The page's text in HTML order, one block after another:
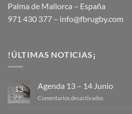
Palma de Mallorca – España
971 430 377 – info@fbrugby.com
!ÚLTIMAS NOTICIAS¡
13
Jun
Agenda 13 – 14 Junio
Comentarios desactivados